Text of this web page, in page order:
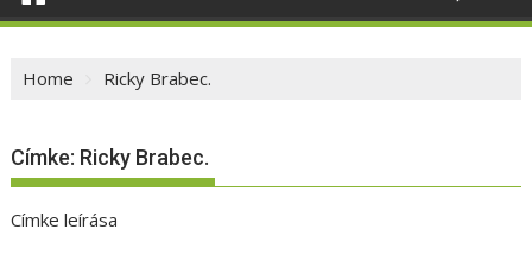
Home Ricky Brabec.
Címke: Ricky Brabec.
Címke leírása